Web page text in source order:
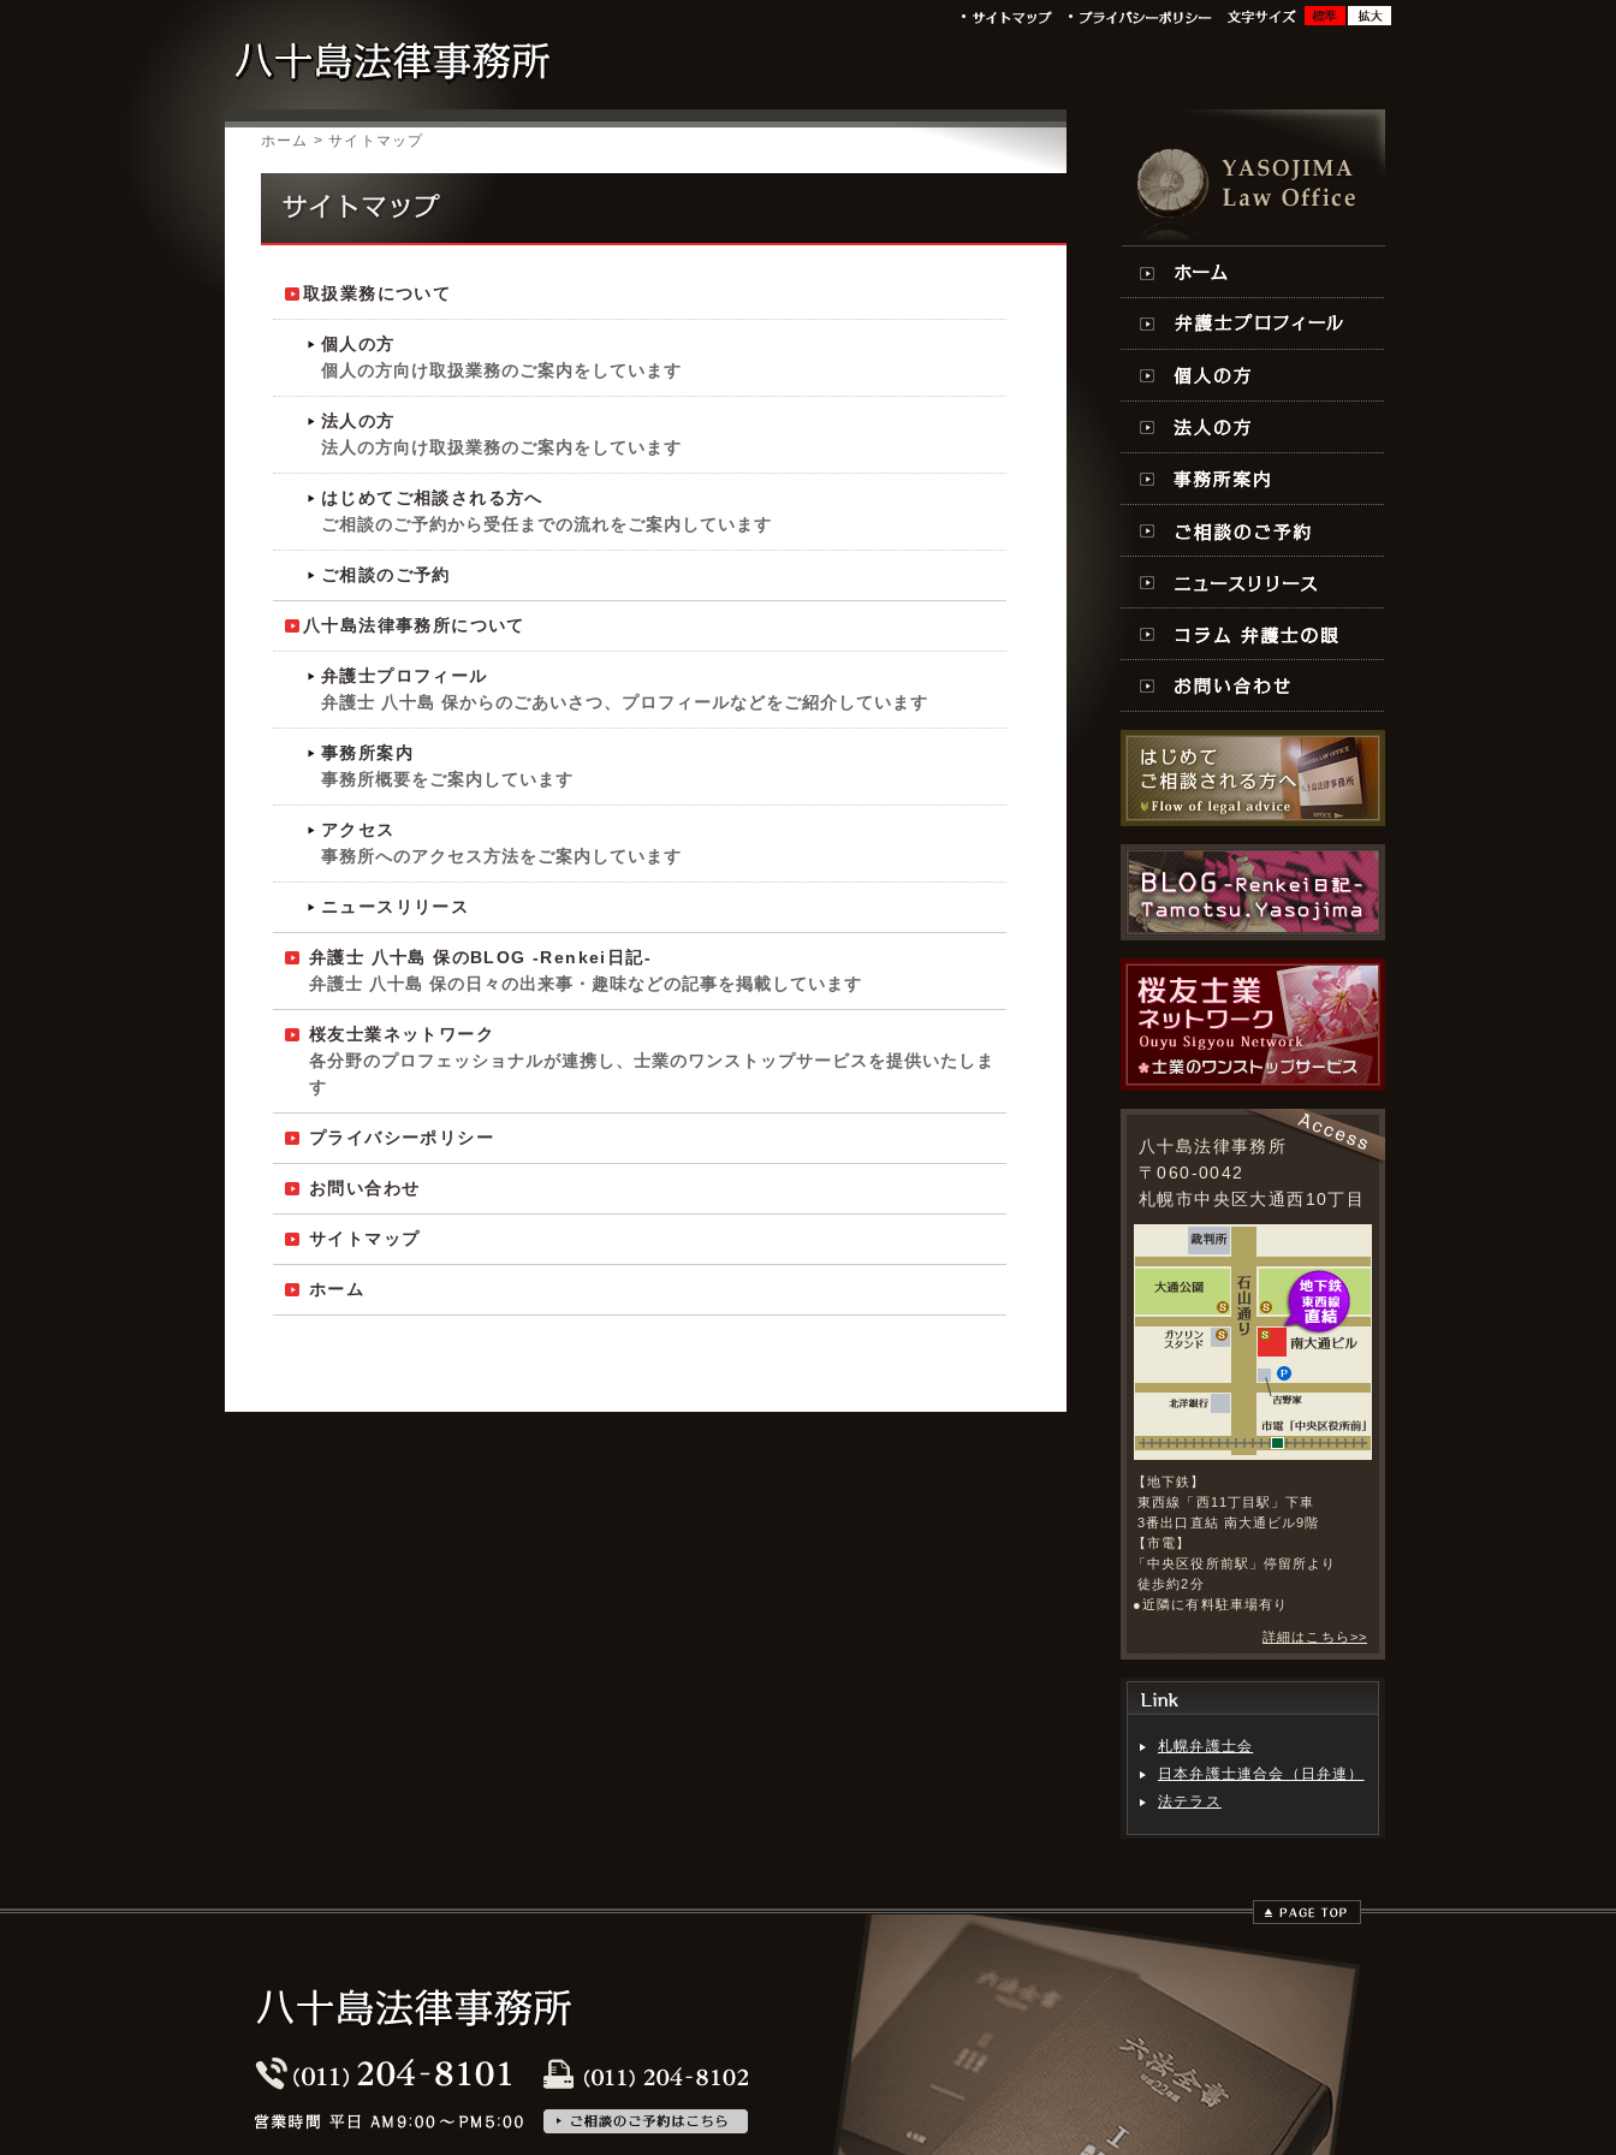
ホーム > サイトマップ
取扱業務について
個人の方
個人の方向け取扱業務のご案内をしています
法人の方
法人の方向け取扱業務のご案内をしています
はじめてご相談される方へ
ご相談のご予約から受任までの流れをご案内しています
ご相談のご予約
八十島法律事務所について
弁護士プロフィール
弁護士 八十島 保からのごあいさつ、プロフィールなどをご紹介しています
事務所案内
事務所概要をご案内しています
アクセス
事務所へのアクセス方法をご案内しています
ニュースリリース
弁護士 八十島 保のBLOG -Renkei日記-
弁護士 八十島 保の日々の出来事・趣味などの記事を掲載しています
桜友士業ネットワーク
各分野のプロフェッショナルが連携し、士業のワンストップサービスを提供いたしま
す
プライバシーポリシー
お問い合わせ
サイトマップ
ホーム
八十島法律事務所
〒060-0042
札幌市中央区大通西10丁目
【地下鉄】
東西線「西11丁目駅」下車
3番出口直結 南大通ビル9階
【市電】
「中央区役所前駅」停留所より
徒歩約2分
●近隣に有料駐車場有り
詳細はこちら>>
札幌弁護士会
日本弁護士連合会（日弁連）
法テラス